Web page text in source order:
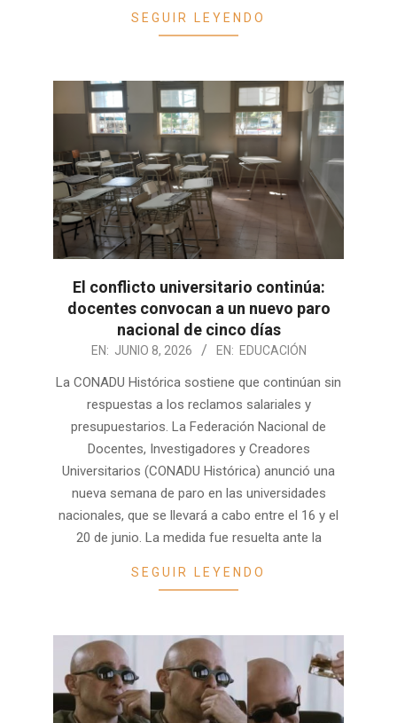
SEGUIR LEYENDO
El conflicto universitario continúa:
docentes convocan a un nuevo paro
nacional de cinco días
EN: JUNIO 8, 2026 EN: EDUCACIÓN
La CONADU Histórica sostiene que continúan sin
respuestas a los reclamos salariales y
presupuestarios. La Federación Nacional de
Docentes, Investigadores y Creadores
Universitarios (CONADU Histórica) anunció una
nueva semana de paro en las universidades
nacionales, que se llevará a cabo entre el 16 y el
20 de junio. La medida fue resuelta ante la
SEGUIR LEYENDO